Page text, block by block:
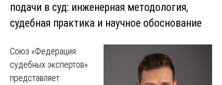
подачи в суд: инженерная методология,
судебная практика и научное обоснование
Союз «Федерация
судебных экспертов»
представляет